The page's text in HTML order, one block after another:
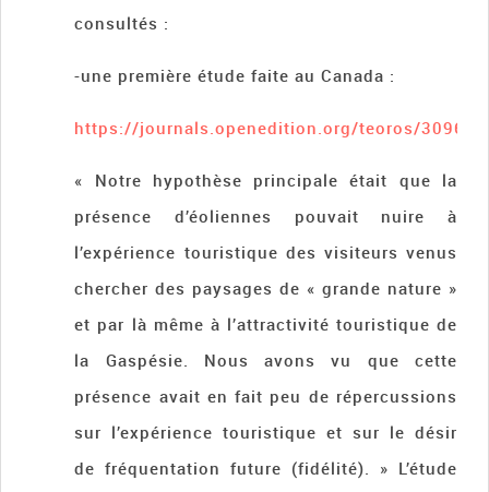
consultés :
-une première étude faite au Canada :
https://journals.openedition.org/teoros/3096
« Notre hypothèse principale était que la
présence d’éoliennes pouvait nuire à
l’expérience touristique des visiteurs venus
chercher des paysages de « grande nature »
et par là même à l’attractivité touristique de
la Gaspésie. Nous avons vu que cette
présence avait en fait peu de répercussions
sur l’expérience touristique et sur le désir
de fréquentation future (fidélité). » L’étude